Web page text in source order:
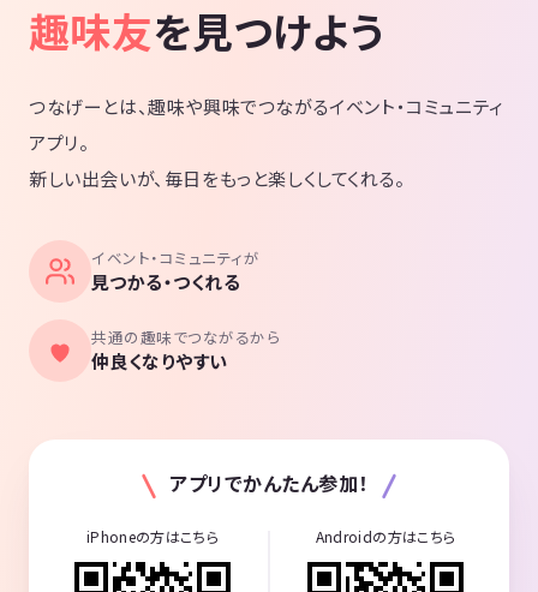
趣味友を見つけよう
つなげーとは、趣味や興味でつながるイベント・コミュニティ
アプリ。
新しい出会いが、毎日をもっと楽しくしてくれる。
イベント・コミュニティが
見つかる・つくれる
共通の趣味でつながるから
仲良くなりやすい
アプリでかんたん参加！
iPhoneの方はこちら Androidの方はこちら